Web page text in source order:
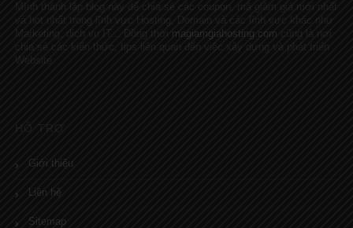
Mình thành lập blog này để chia sẻ các coupon, mã giảm giá mới nhất
và hot nhất trong lĩnh vực Hosting, Domain và các lĩnh vực khác như
Marketing, dịch vụ IT... Đồng thời magiamgiahosting.com cũng là nơi
chia sẻ các kiến thức, tips liên quan đến việc xây dựng và phát triển
Website
HỖ TRỢ
Giới thiệu
Liên hệ
Sitemap